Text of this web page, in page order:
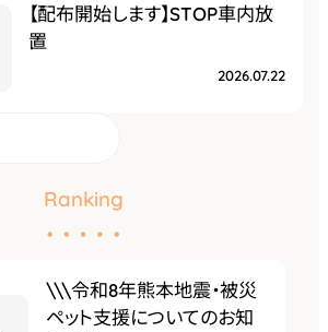
【配布開始します】STOP車内放
置
2026.07.22
Ranking
\\\令和8年熊本地震・被災
ペット支援についてのお知